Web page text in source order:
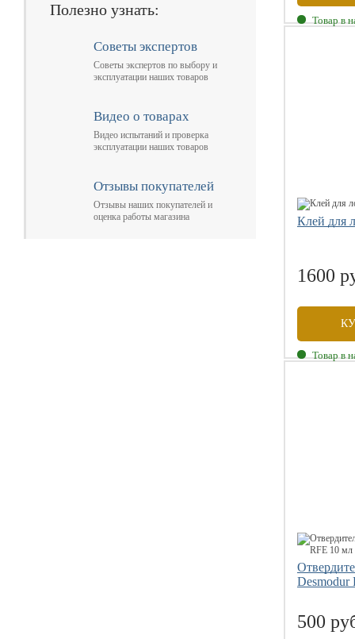
Полезно узнать:
Советы экспертов
Советы экспертов по выбору и
эксплуатации наших товаров
Видео о товарах
Видео испытаний и проверка
эксплуатации наших товаров
Отзывы покупателей
Отзывы наших покупателей и
оценка работы магазина
Товар в
Клей для
1600
Товар в
Desmodur
500